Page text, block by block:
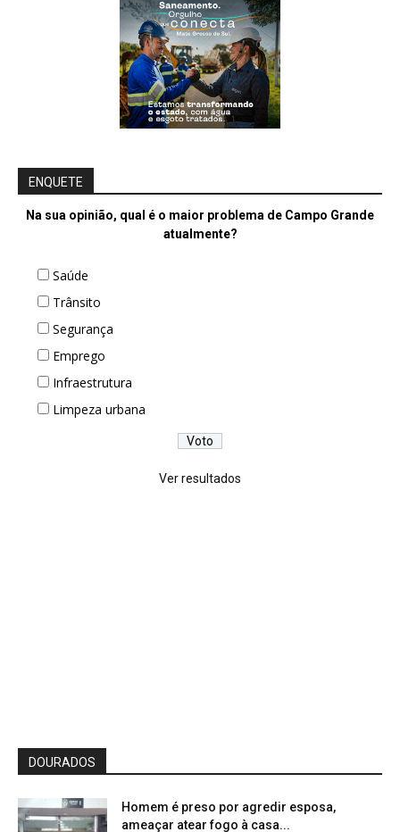
ENQUETE
Na sua opinião, qual é o maior problema de Campo Grande
atualmente?
Saúde
Trânsito
Segurança
Emprego
Infraestrutura
Limpeza urbana
Ver resultados
DOURADOS
Homem é preso por agredir esposa,
ameaçar atear fogo à casa...